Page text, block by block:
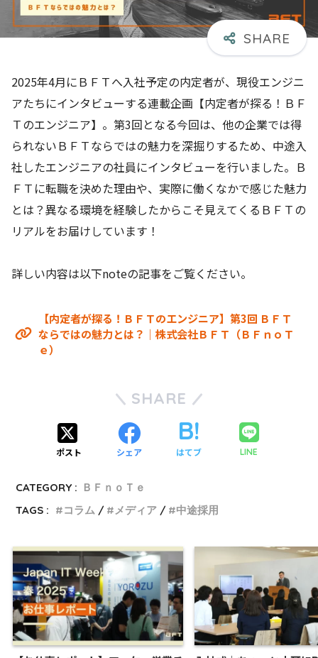
2025年4月にＢＦＴへ入社予定の内定者が、現役エンジニ
アたちにインタビューする連載企画【内定者が探る！ＢＦ
Ｔのエンジニア】。第3回となる今回は、他の企業では得
られないＢＦＴならではの魅力を深掘りするため、中途入
社したエンジニアの社員にインタビューを行いました。Ｂ
ＦＴに転職を決めた理由や、実際に働くなかで感じた魅力
とは？異なる環境を経験したからこそ見えてくるＢＦＴの
リアルをお届けしています！
詳しい内容は以下noteの記事をご覧ください。
【内定者が探る！ＢＦＴのエンジニア】第3回 ＢＦＴ
ならではの魅力とは？｜株式会社ＢＦＴ（ＢＦｎｏＴ
ｅ）
SHARE
ポスト シェア はてブ LINE
CATEGORY : ＢＦｎｏＴｅ
TAGS :
コラム メディア 中途採用